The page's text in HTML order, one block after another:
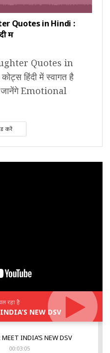
Quotes in Hindi :
में
Quotes in
हिंदी में स्वागत है
Emotional
करें
रहा है
NEW DSV
INDIA’S NEW DSV
00:03:05